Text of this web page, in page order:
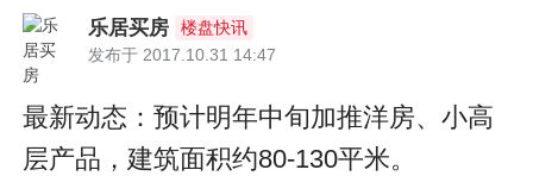
乐居买房
楼盘快讯
发布于 2017.10.31 14:47
最新动态：预计明年中旬加推洋房、小高
层产品，建筑面积约80-130平米。